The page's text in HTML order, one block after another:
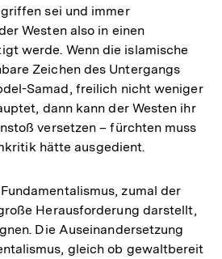
sei und immer
Westen also in einen
werde. Wenn die islamische
Zeichen des Untergangs
Samad, freilich nicht weniger
dann kann der Westen ihr
versetzen – fürchten muss
hätte ausgedient.
zumal der
Herausforderung darstellt,
Die Auseinandersetzung
gleich ob gewaltbereit